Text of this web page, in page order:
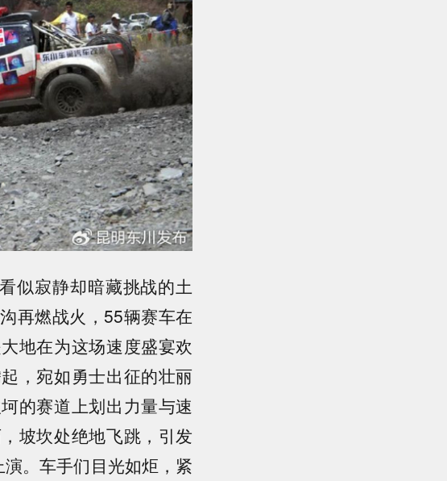
似寂静却暗藏挑战的土
再燃战火，55辆赛车在
地在为这场速度盛宴欢
，宛如勇士出征的壮丽
的赛道上划出力量与速
坡坎处绝地飞跳，引发
。车手们目光如炬，紧